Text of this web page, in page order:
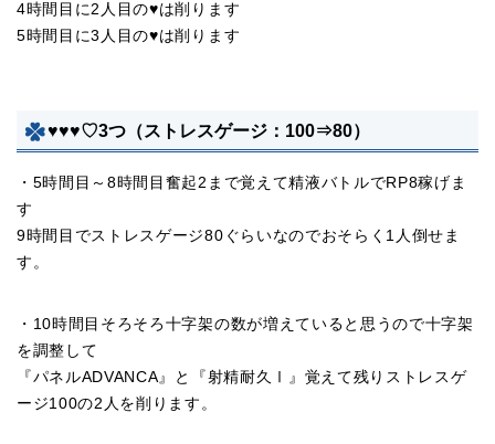
4時間目に2人目の♥は削ります
5時間目に3人目の♥は削ります
♥♥♥♡3つ（ストレスゲージ：100⇒80）
・5時間目～8時間目奮起2まで覚えて精液バトルでRP8稼げま
す
9時間目でストレスゲージ80ぐらいなのでおそらく1人倒せま
す。
・10時間目そろそろ十字架の数が増えていると思うので十字架
を調整して
『パネルADVANCA』と『射精耐久Ⅰ』覚えて残りストレスゲ
ージ100の2人を削ります。